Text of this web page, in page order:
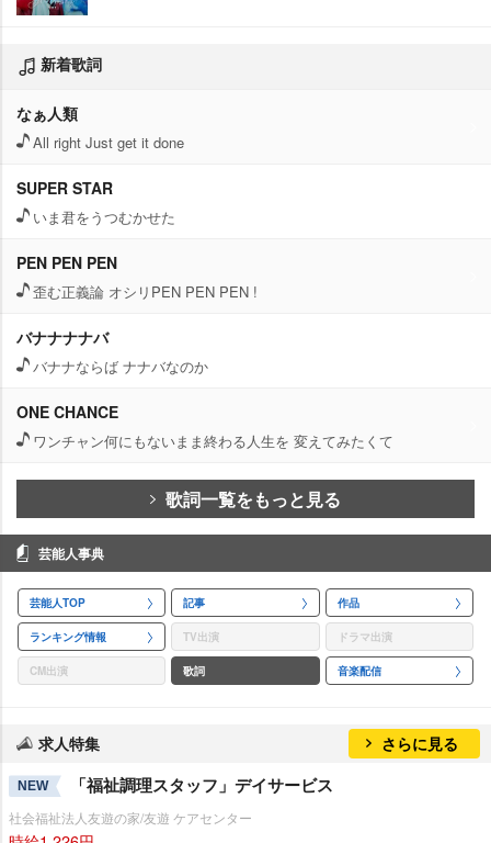
新着歌詞
なぁ人類
All right Just get it done
SUPER STAR
いま君をうつむかせた
PEN PEN PEN
歪む正義論 オシリPEN PEN PEN !
バナナナナバ
バナナならば ナナバなのか
ONE CHANCE
ワンチャン何にもないまま終わる人生を 変えてみたくて
歌詞一覧をもっと見る
芸能人事典
芸能人TOP 記事 作品
ランキング情報 TV出演 ドラマ出演
CM出演 歌詞 音楽配信
求人特集 さらに見る
NEW 「福祉調理スタッフ」デイサービス
社会福祉法人友遊の家/友遊 ケアセンター